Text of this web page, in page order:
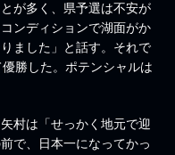
が多く、県予選は不安が
ンディションで湖面がか
ました」と話す。それで
勝した。ポテンシャルは
村は「せっかく地元で迎
で、日本一になってかっ